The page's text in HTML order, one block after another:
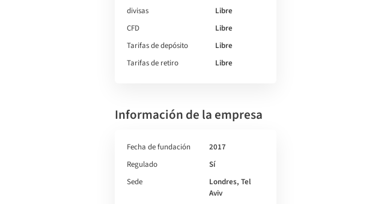
divisas
Libre
CFD
Libre
Tarifas de depósito
Libre
Tarifas de retiro
Libre
Información de la empresa
Fecha de fundación
2017
Regulado
Sí
Sede
Londres, Tel
Aviv